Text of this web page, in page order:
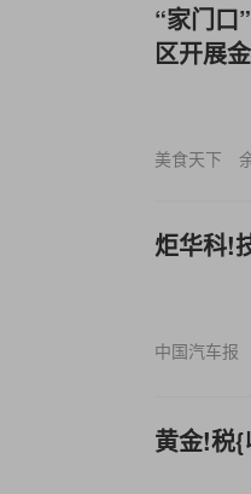
“家门口
区开展
美食天下
炬华科!
中国汽车报
黄金!税